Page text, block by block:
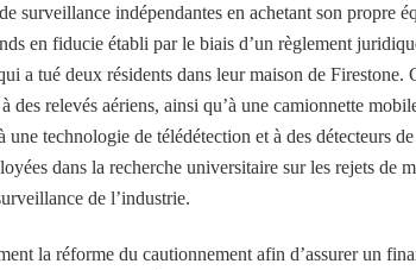
surveillance indépendantes en achetant son propre
en fiducie établi par le biais d’un règlement
a tué deux résidents dans leur maison de Firestone.
des relevés aériens, ainsi qu’à une camionnette
une technologie de télédétection et à des détecteurs
dans la recherche universitaire sur les rejets de
de l’industrie.
la réforme du cautionnement afin d’assurer un